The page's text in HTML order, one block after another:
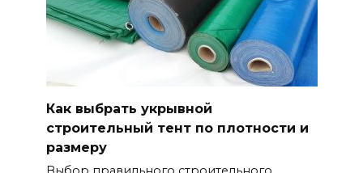
Как выбрать укрывной
строительный тент по плотности и
размеру